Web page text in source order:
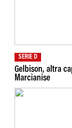
SERIE D
Gelbison, altra
Marcianise